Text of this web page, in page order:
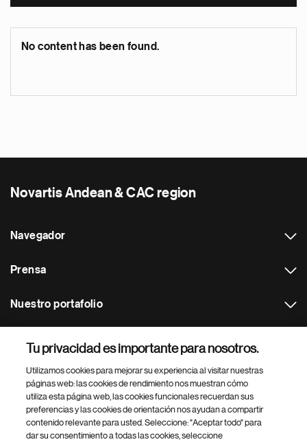
No content has been found.
Novartis Andean & CAC region
Navegador
Prensa
Nuestro portafolio
Footer Site Search
Tu privacidad es importante para nosotros.
Utilizamos cookies para mejorar su experiencia al visitar nuestras
páginas web: las cookies de rendimiento nos muestran cómo
utiliza esta página web, las cookies funcionales recuerdan sus
preferencias y las cookies de orientación nos ayudan a compartir
contenido relevante para usted. Seleccione: "Aceptar todo" para
dar su consentimiento a todas las cookies, seleccione